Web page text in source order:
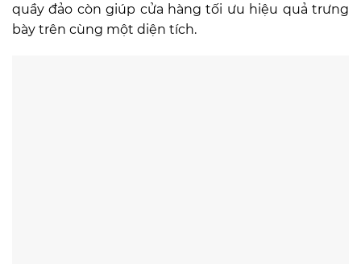
quầy đảo còn giúp cửa hàng tối ưu hiệu quả trưng
bày trên cùng một diện tích.